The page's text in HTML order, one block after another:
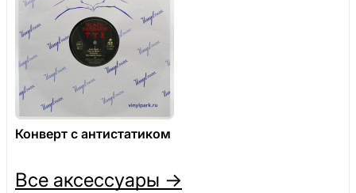
Конверт с антистатиком
Все аксессуары →